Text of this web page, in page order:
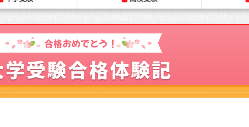
合格おめでとう！
学受験合格体験記